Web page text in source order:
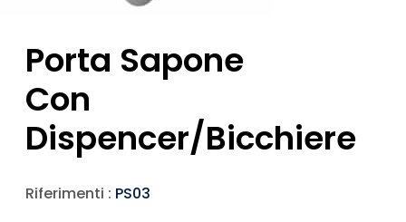
Porta Sapone
Con
Dispencer/bicchiere
Riferimenti : PS03